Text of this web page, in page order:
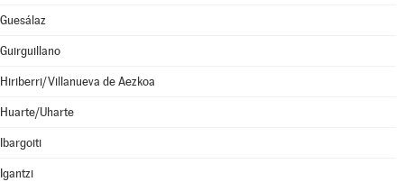
Guesálaz
Guirguillano
Hiriberri/Villanueva de Aezkoa
Huarte/Uharte
Ibargoiti
Igantzi